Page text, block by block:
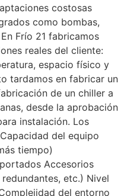
costosas
como bombas,
Frío 21 fabricamos
reales del cliente:
espacio físico y
tardamos en fabricar un
de un chiller a
desde la aprobación
instalación. Los
del equipo
tiempo)
Accesorios
etc.) Nivel
del entorno